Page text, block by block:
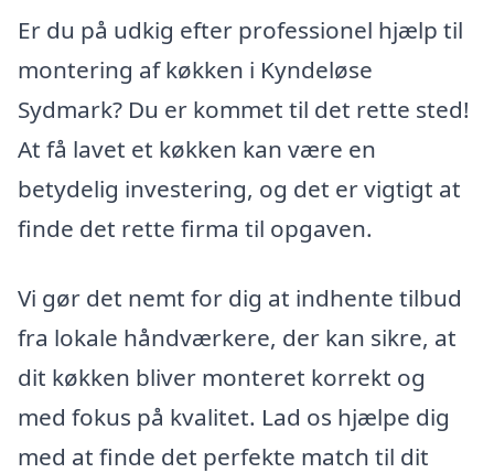
Er du på udkig efter professionel hjælp til
montering af køkken i Kyndeløse
Sydmark? Du er kommet til det rette sted!
At få lavet et køkken kan være en
betydelig investering, og det er vigtigt at
finde det rette firma til opgaven.
Vi gør det nemt for dig at indhente tilbud
fra lokale håndværkere, der kan sikre, at
dit køkken bliver monteret korrekt og
med fokus på kvalitet. Lad os hjælpe dig
med at finde det perfekte match til dit